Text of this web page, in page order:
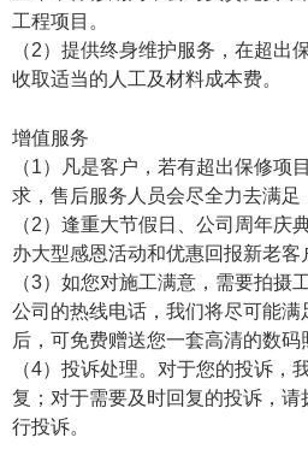
工程项目。
（2）提供终身维护服务，在超出
收取适当的人工及材料成本费。
增值服务
（1）凡是客户，若有超出保修项
求，售后服务人员会尽全力去满足
（2）逢重大节假日、公司周年庆
办大型感恩活动和优惠回报新老客
（3）如您对施工满意，需要拍摄
公司的热线电话，我们将尽可能
后，可免费赠送您一套高清的数码
（4）投诉处理。对于您的投诉，
复；对于需要及时回复的投诉，
行投诉。